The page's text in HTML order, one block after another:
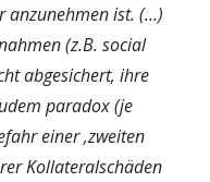
anzunehmen ist. (…)
(z.B. social
abgesichert, ihre
paradox (je
einer ‚zweiten
Kollateralschäden